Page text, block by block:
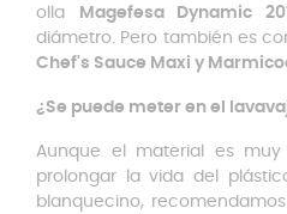
olla
Magefesa Dynamic
diámetro. Pero también es
Chef's Sauce Maxi y
¿Se puede meter en el
Aunque el material es
prolongar la vida del
blanquecino,